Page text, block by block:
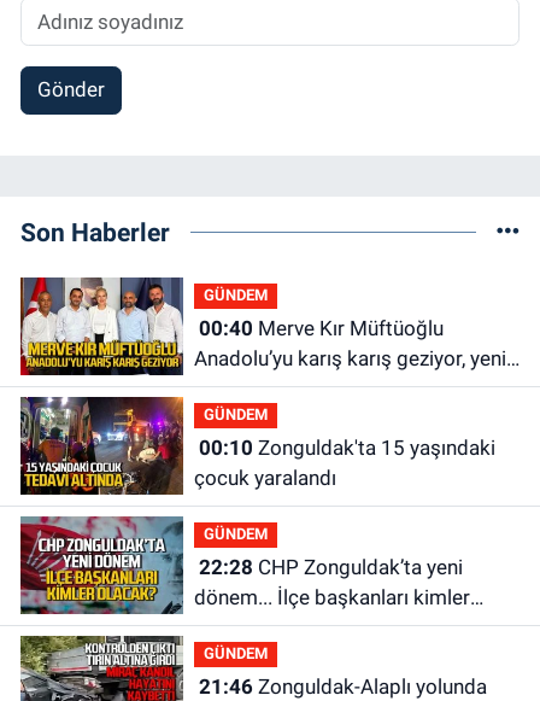
Gönder
Son Haberler
GÜNDEM
00:40
Anadolu’yu karış karış geziyor, yeni
yapılanmaları şekillendiriyor
GÜNDEM
00:10
çocuk yaralandı
GÜNDEM
22:28
dönem... İlçe başkanları kimler
olacak?
GÜNDEM
21:46Zonguldak-Alaplı yolunda